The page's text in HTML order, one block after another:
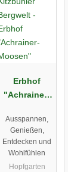
Erbhof
"Achrainer-
Ausspannen,
Genießen,
Entdecken und
Wohlfühlen
Hopfgarten